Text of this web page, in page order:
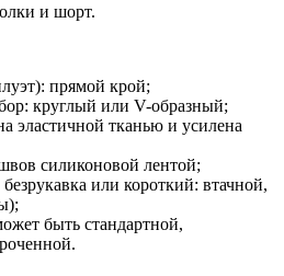
и шорт.
прямой крой;
круглый или V-образный;
эластичной тканью и усилена
силиконовой лентой;
или короткий: втачной,
быть стандартной,